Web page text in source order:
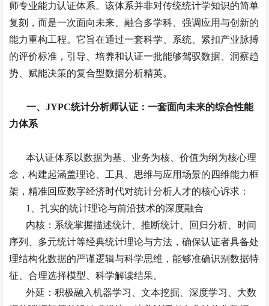
师专业能力认证体系。该体系并非对传统统计学知识的简单
复刻，而是一次面向未来、融合多学科、强调应用与创新的
能力重构工程。它旨在通过一套科学、系统、紧扣产业脉搏
的评价标准，引导、培养和认证一批能够驾驭数据、洞察趋
势、赋能决策的复合型数据分析精英。
一、 JYPC统计分析师认证：一套面向未来的综合性能
力体系
本认证体系以数据为基、业务为核、价值为纲为核心理
念，构建起涵盖理论、工具、思维与应用场景的四维能力框
架，精准回应数字经济时代对统计分析人才的核心诉求：
1
、扎实的统计理论与前沿技术的深度融合
内核：系统掌握描述统计、推断统计、回归分析、时间
序列、多元统计等经典统计理论与方法，确保认证者具备处
理结构化数据的严谨逻辑与科学思维，能够准确识别数据特
征、合理选择模型、科学解读结果。
外延：积极融入机器学习、文本挖掘、深度学习、大数